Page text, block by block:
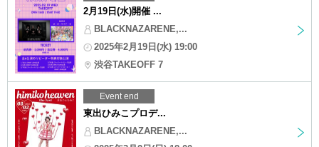
2月19日(水)開催 ...
BLACKNAZARENE,...
2025年2月19日(水) 19:00
渋谷TAKEOFF 7
Event end
東出ひみこプロデ...
BLACKNAZARENE,...